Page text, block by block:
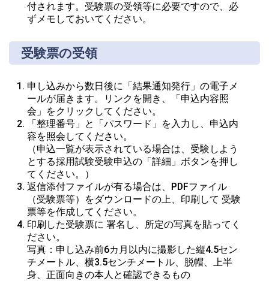
付されます。受験票の受領等に必要ですので、必
ずメモしておいてください。
受験票の受領
申し込みから数日後に「結果通知発行」の電子メ
ールが届きます。リンクを開き、「申込内容照
会」をクリックしてください。
「整理番号」と「パスワード」を入力し、申込内
容を照会してください。
（申込一覧が表示されている場合は、受験しよう
とする採用試験受験申込の「詳細」ボタンを押し
てください。）
返信添付ファイルが有る場合は、PDFファイル
（受験票等）をダウンロードの上、印刷して 受験
票等を作成してください。
印刷した受験票に 署名し、所定の写真を貼ってく
ださい。
写真：申し込み前6カ月以内に撮影した縦4.5セン
チメートル、横3.5センチメートル、脱帽、上半
身、正面向きの本人と確認できるもの